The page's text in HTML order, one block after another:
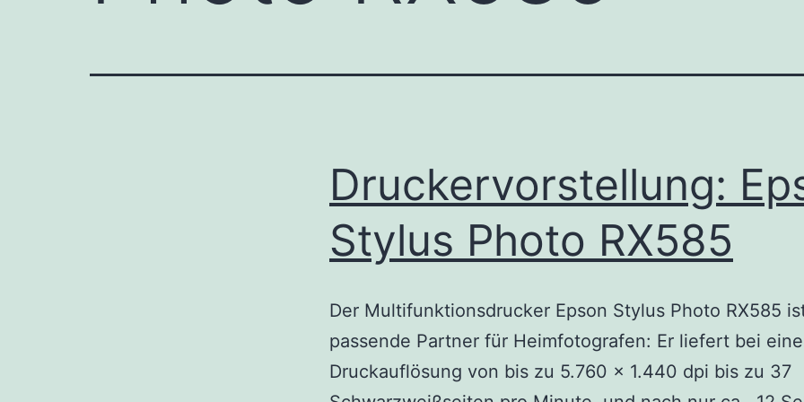
Druckervorstellung:
Stylus Photo RX585
Der Multifunktionsdrucker Epson Stylus Photo RX585
passende Partner für Heimfotografen: Er liefert bei
Druckauflösung von bis zu 5.760 x 1.440 dpi bis zu 37